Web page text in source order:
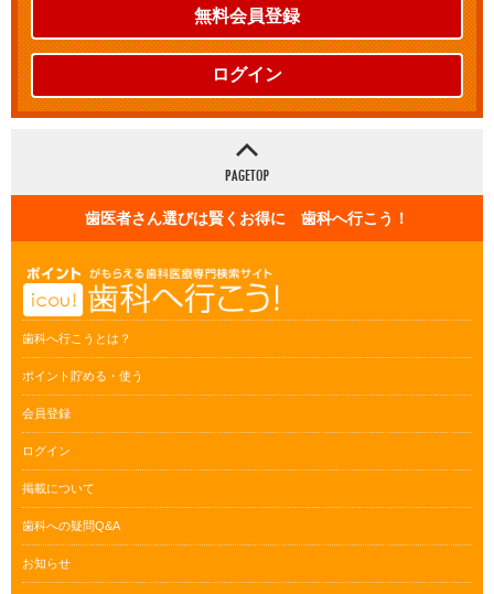
無料会員登録
ログイン
歯医者さん選びは賢くお得に 歯科へ行こう！
歯科へ行こうとは？
ポイント貯める・使う
会員登録
ログイン
掲載について
歯科への疑問Q&A
お知らせ